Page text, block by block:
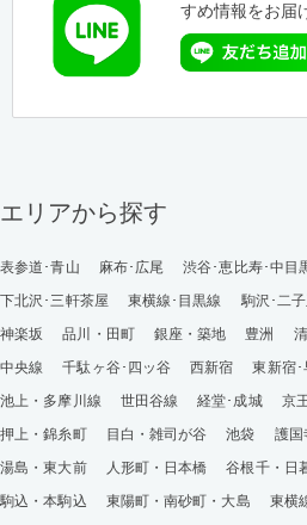
すめ情報をお届
エリアから探す
表参道･青山 麻布･広尾 渋谷･恵比寿･中目
下北沢･三軒茶屋
東横線･目黒線 駒沢･二子
神楽坂
品川・田町 銀座・築地 豊洲
中央線
千駄ヶ谷･四ッ谷 西新宿 東新宿･
池上・多摩川線
世田谷線 経堂･成城 京
押上・錦糸町
目白・雑司が谷 池袋 護国
湯島・東大前
人形町・日本橋 谷根千・日
駒込・本駒込
東陽町・南砂町・大島 東横